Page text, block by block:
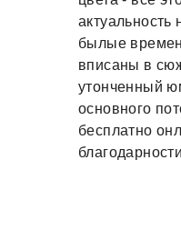
былые
вписаны в
утонченный
основного
бесплатно